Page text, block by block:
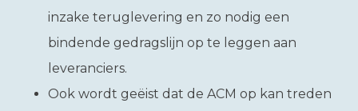
inzake teruglevering en zo nodig een
bindende gedragslijn op te leggen aan
leveranciers.
Ook wordt geëist dat de ACM op kan treden